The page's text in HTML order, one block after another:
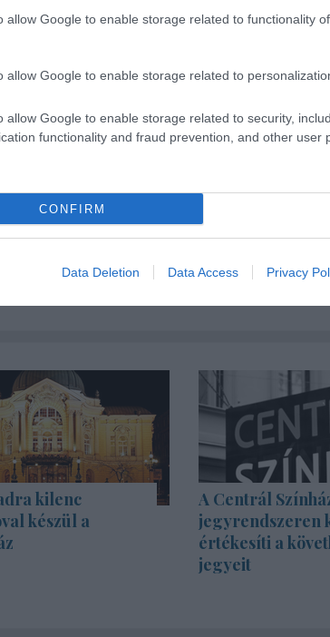
allow Google to enable storage related to functionality
allow Google to enable storage related to
allow Google to enable storage related to security,
functionality and fraud prevention, and other user
CONFIRM
Data Deletion Data Access Privacy
és a támogatások növelése
kilenc
készül a
A Centrál
jegyrendszeren
értékesíti a
jegyeit